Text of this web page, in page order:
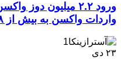
ورود ۲.۲ میلیون دوز
واردات واکسن به بیش از ۱۵۸ میلیون دوز رسید
۲۳ دی